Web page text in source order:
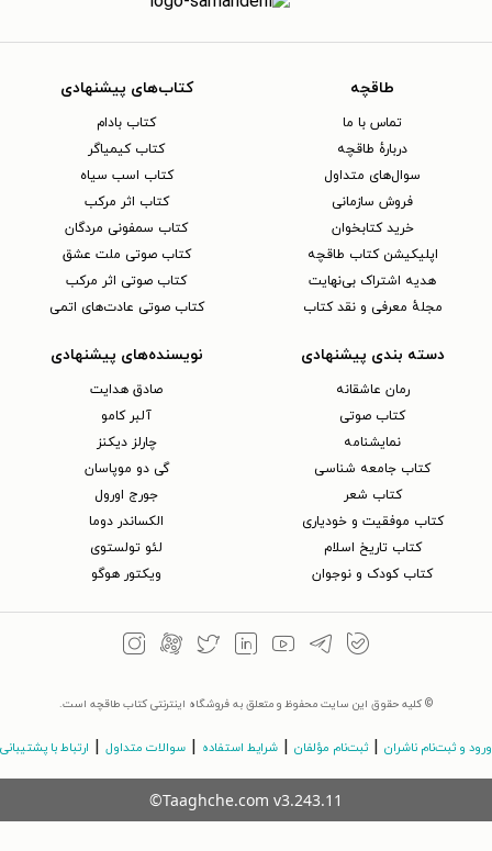
طاقچه
تماس با ما
دربارهٔ طاقچه
سوال‌های متداول
فروش سازمانی
خرید کتابخوان
اپلیکیشن کتاب طاقچه
هدیه اشتراک بی‌نهایت
مجلهٔ معرفی و نقد کتاب
کتاب‌های پیشنهادی
کتاب بادام
کتاب کیمیاگر
کتاب اسب سیاه
کتاب اثر مرکب
کتاب سمفونی مردگان
کتاب صوتی ملت عشق
کتاب صوتی اثر مرکب
کتاب صوتی عادت‌های اتمی
دسته بندی پیشنهادی
رمان عاشقانه
کتاب‌ صوتی
نمایشنامه
کتاب جامعه شناسی
کتاب شعر
کتاب موفقیت و خودیاری
کتاب تاریخ اسلام
کتاب کودک و نوجوان
نویسنده‌های پیشنهادی
صادق هدایت
آلبر کامو
چارلز دیکنز
گی دو موپاسان
جورج اورول
الکساندر دوما
لئو تولستوی
ویکتور هوگو
© کلیه حقوق این سایت محفوظ و متعلق به فروشگاه اینترنتی کتاب طاقچه است.
ورود و ثبت‌نام ناشران ثبت‌نام مؤلفان شرایط استفاده سوالات متداول ارتباط با پشتیبانی
©Taaghche.com v3.243.11